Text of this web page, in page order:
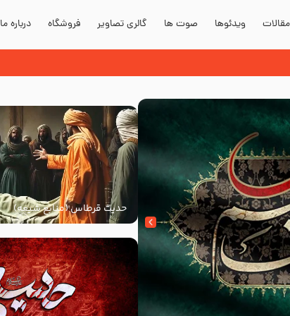
مقالات ویدئوها صوت ها گالری تصاویر فروشگاه درباره ما
حدیث قرطاس (منابع شیعه)